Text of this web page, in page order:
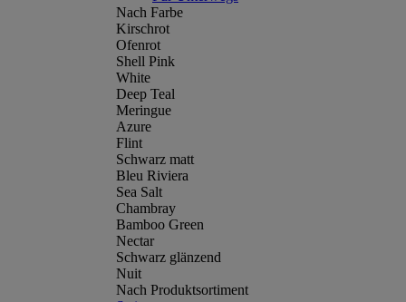
Nach Farbe
Kirschrot
Ofenrot
Shell Pink
White
Deep Teal
Meringue
Azure
Flint
Schwarz matt
Bleu Riviera
Sea Salt
Chambray
Bamboo Green
Nectar
Schwarz glänzend
Nuit
Nach Produktsortiment